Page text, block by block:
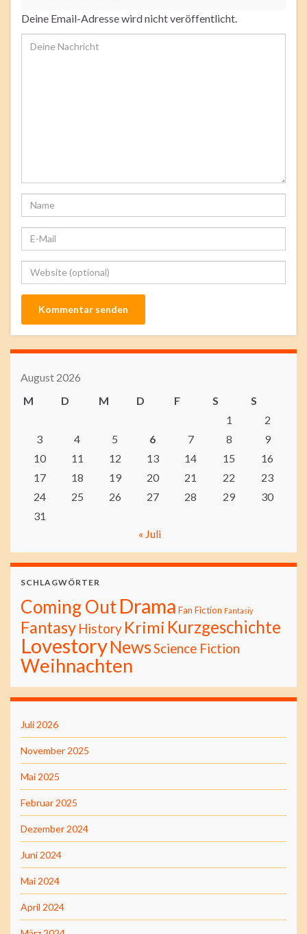
Deine Email-Adresse wird nicht veröffentlicht.
August 2026
M
D M D F S
S
1
2
3
4 5 6 7 8
9
10
11 12 13 14 15
16
17
18 19 20 21 22
23
24
25 26 27 28 29
30
31
« Juli
SCHLAGWÖRTER
Coming OutDrama Fan Fiction Fantasiy
Fantasy History Krimi Kurzgeschichte
LovestoryNewsScience Fiction
Weihnachten
Juli 2026
November 2025
Mai 2025
Februar 2025
Dezember 2024
Juni 2024
Mai 2024
April 2024